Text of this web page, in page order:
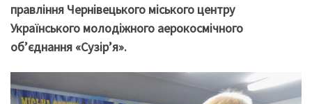
правління Чернівецького міського центру
Українського молодіжного аерокосмічного
об’єднання «Сузір’я».